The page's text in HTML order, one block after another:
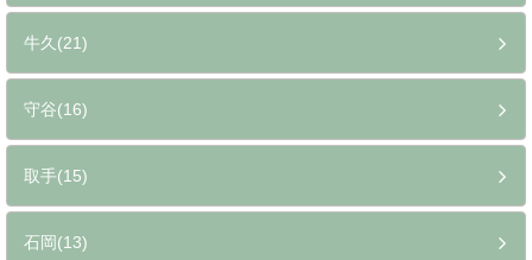
牛久(21)
守谷(16)
取手(15)
石岡(13)